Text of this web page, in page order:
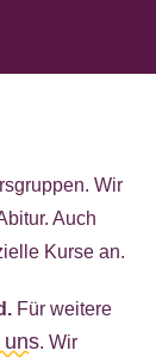
Wir
Auch
Kurse an.
Für weitere
uns. Wir